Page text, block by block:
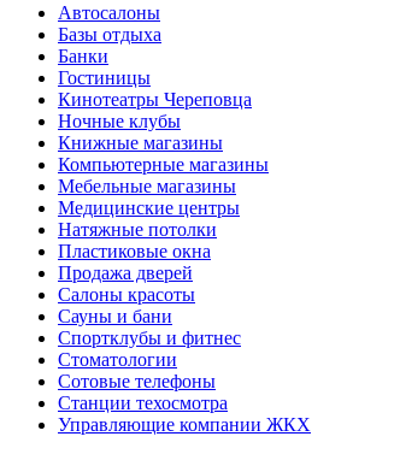
Автосалоны
Базы отдыха
Банки
Гостиницы
Кинотеатры Череповца
Ночные клубы
Книжные магазины
Компьютерные магазины
Мебельные магазины
Медицинские центры
Натяжные потолки
Пластиковые окна
Продажа дверей
Салоны красоты
Сауны и бани
Спортклубы и фитнес
Стоматологии
Сотовые телефоны
Станции техосмотра
Управляющие компании ЖКХ